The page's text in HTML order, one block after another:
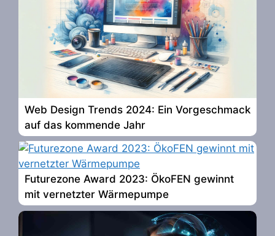
Web Design Trends 2024: Ein Vorgeschmack
auf das kommende Jahr
Futurezone Award 2023: ÖkoFEN gewinnt
mit vernetzter Wärmepumpe